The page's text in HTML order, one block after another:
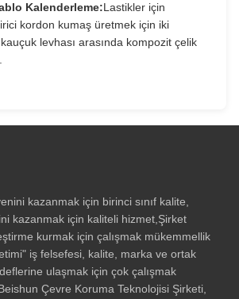
Kalenderleme:Lastikler için
kordon kumaş üretmek için iki
levhası arasında kompozit çelik
kazanmak için birinci sınıf kalite,
kazanmak için kaliteli hizmet,Şirket
kurmak için çalışmak mükemmellik
iş felsefesi, kalite, marka ve ortak
ulaşmak için çok çalışmak
Çevre Koruma Teknolojisi Şirketi,